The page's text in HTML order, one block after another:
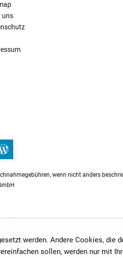
uns
wenn nicht anders
werden. Andere Cookies, die
sollen, werden nur mit